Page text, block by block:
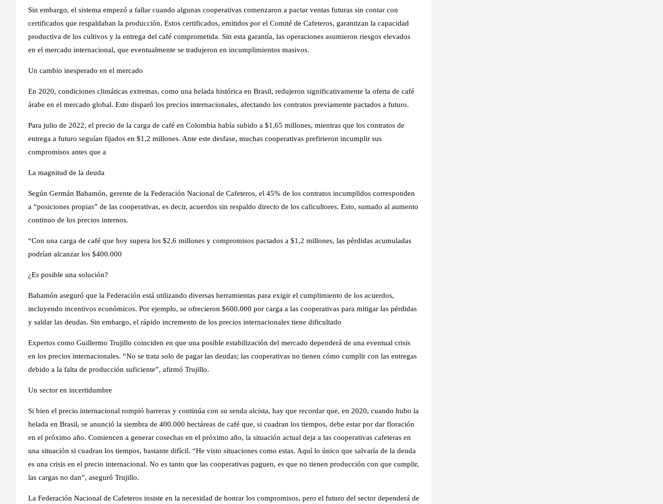
Sin embargo, el sistema empezó a fallar cuando algunas cooperativas comenzaron a pactar ventas futuras sin contar con
certificados que respaldaban la producción. Estos certificados, emitidos por el Comité de Cafeteros, garantizan la capacidad
productiva de los cultivos y la entrega del café comprometida. Sin esta garantía, las operaciones asumieron riesgos elevados
en el mercado internacional, que eventualmente se tradujeron en incumplimientos masivos.
Un cambio inesperado en el mercado
En 2020, condiciones climáticas extremas, como una helada histórica en Brasil, redujeron significativamente la oferta de café
árabe en el mercado global. Esto disparó los precios internacionales, afectando los contratos previamente pactados a futuro.
Para julio de 2022, el precio de la carga de café en Colombia había subido a $1,65 millones, mientras que los contratos de
entrega a futuro seguían fijados en $1,2 millones. Ante este desfase, muchas cooperativas prefirieron incumplir sus
compromisos antes que a
La magnitud de la deuda
Según Germán Bahamón, gerente de la Federación Nacional de Cafeteros, el 45% de los contratos incumplidos corresponden
a “posiciones propias” de las cooperativas, es decir, acuerdos sin respaldo directo de los caficultores. Esto, sumado al aumento
continuo de los precios internos.
“Con una carga de café que hoy supera los $2,6 millones y compromisos pactados a $1,2 millones, las pérdidas acumuladas
podrían alcanzar los $400.000
¿Es posible una solución?
Bahamón aseguró que la Federación está utilizando diversas herramientas para exigir el cumplimiento de los acuerdos,
incluyendo incentivos económicos. Por ejemplo, se ofrecieron $600.000 por carga a las cooperativas para mitigar las pérdidas
y saldar las deudas. Sin embargo, el rápido incremento de los precios internacionales tiene dificultado
Expertos como Guillermo Trujillo coinciden en que una posible estabilización del mercado dependerá de una eventual crisis
en los precios internacionales. “No se trata solo de pagar las deudas; las cooperativas no tienen cómo cumplir con las entregas
debido a la falta de producción suficiente”, afirmó Trujillo.
Un sector en incertidumbre
Si bien el precio internacional rompió barreras y continúa con su senda alcista, hay que recordar que, en 2020, cuando hubo la
helada en Brasil, se anunció la siembra de 400.000 hectáreas de café que, si cuadran los tiempos, debe estar por dar floración
en el próximo año. Comiencen a generar cosechas en el próximo año, la situación actual deja a las cooperativas cafeteras en
una situación si cuadran los tiempos, bastante difícil. “He visto situaciones como estas. Aquí lo único que salvaría de la deuda
es una crisis en el precio internacional. No es tanto que las cooperativas paguen, es que no tienen producción con que cumplir,
las cargas no dan”, aseguró Trujillo.
La Federación Nacional de Cafeteros insiste en la necesidad de honrar los compromisos, pero el futuro del sector dependerá de